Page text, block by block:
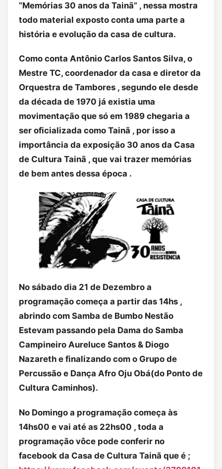
“Memórias 30 anos da Tainã” , nessa mostra
todo material exposto conta uma parte a
história e evolução da casa de cultura.
Como conta Antônio Carlos Santos Silva, o
Mestre TC, coordenador da casa e diretor da
Orquestra de Tambores , segundo ele desde
da década de 1970 já existia uma
movimentação que só em 1989 chegaria a
ser oficializada como Tainã , por isso a
importância da exposição 30 anos da Casa
de Cultura Tainã , que vai trazer memórias
de bem antes dessa época .
No sábado dia 21 de Dezembro a
programação começa a partir das 14hs ,
abrindo com Samba de Bumbo Nestão
Estevam passando pela Dama do Samba
Campineiro Aureluce Santos & Diogo
Nazareth e finalizando com o Grupo de
Percussão e Dança Afro Oju Obá(do Ponto de
Cultura Caminhos).
No Domingo a programação começa às
14hs00 e vai até as 22hs00 , toda a
programação vôce pode conferir no
facebook da Casa de Cultura Tainã que é ;